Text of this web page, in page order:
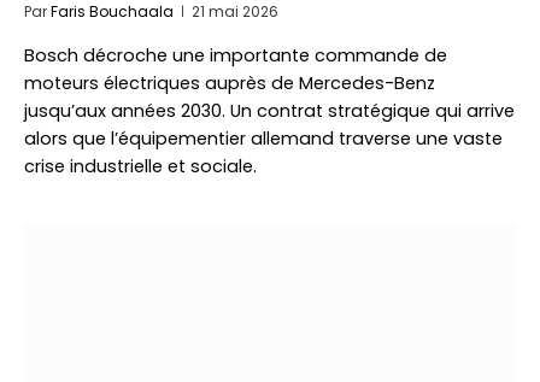
ParFaris Bouchaala 21 mai 2026
Bosch décroche une importante commande de
moteurs électriques auprès de Mercedes-Benz
jusqu’aux années 2030. Un contrat stratégique qui arrive
alors que l’équipementier allemand traverse une vaste
crise industrielle et sociale.